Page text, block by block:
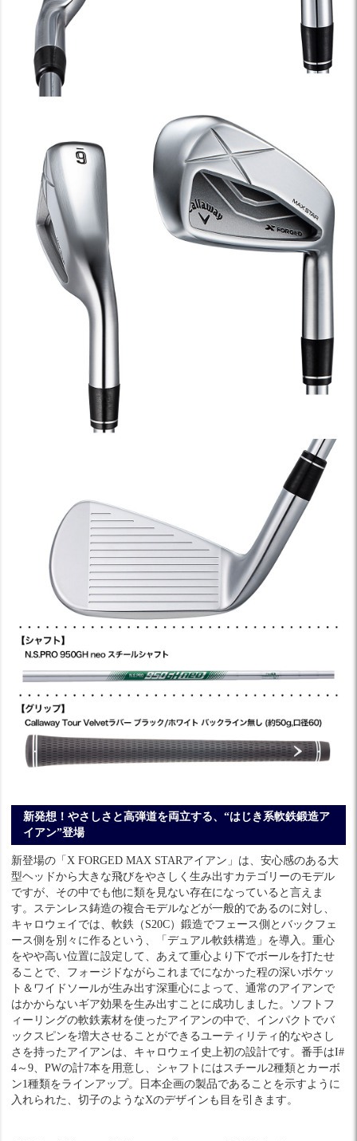
新発想！やさしさと高弾道を両立する、“はじき系軟鉄鍛造ア
イアン”登場
新登場の「X FORGED MAX STARアイアン」は、安心感のある大
型ヘッドから大きな飛びをやさしく生み出すカテゴリーのモデル
ですが、その中でも他に類を見ない存在になっていると言えま
す。ステンレス鋳造の複合モデルなどが一般的であるのに対し、
キャロウェイでは、軟鉄（S20C）鍛造でフェース側とバックフェ
ース側を別々に作るという、「デュアル軟鉄構造」を導入。重心
をやや高い位置に設定して、あえて重心より下でボールを打たせ
ることで、フォージドながらこれまでになかった程の深いポケッ
ト＆ワイドソールが生み出す深重心によって、通常のアイアンで
はかからないギア効果を生み出すことに成功しました。ソフトフ
ィーリングの軟鉄素材を使ったアイアンの中で、インパクトでバ
ックスピンを増大させることができるユーティリティ的なやさし
さを持ったアイアンは、キャロウェイ史上初の設計です。番手はI#
4～9、PWの計7本を用意し、シャフトにはスチール2種類とカーボ
ン1種類をラインアップ。日本企画の製品であることを示すように
入れられた、切子のようなXのデザインも目を引きます。